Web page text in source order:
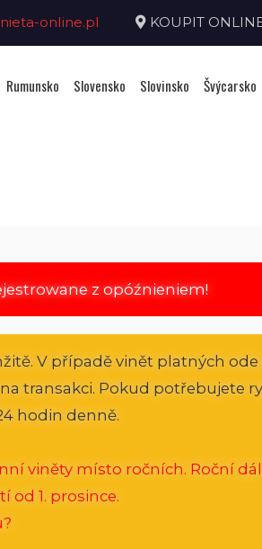
online.pl KOUPIT
Rumunsko Slovensko Slovinsko Švýcarsko
z opóźnieniem!
V případě vinět platných ode
transakci. Pokud potřebujete
hodin denně.
viněty místo ročních. Roční
od 1. prosince.